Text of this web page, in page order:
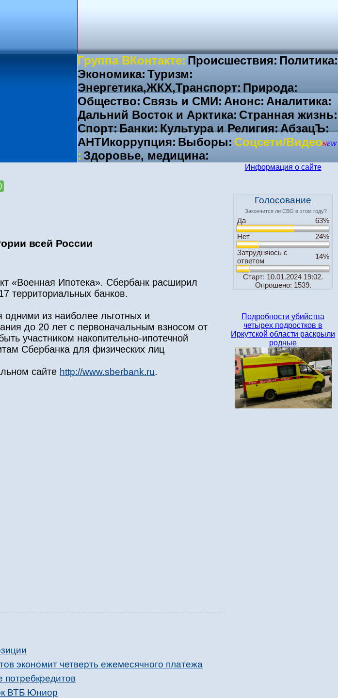
Группа ВКонтакте: Происшествия: Политика:
Экономика: Туризм:
Энергетика,ЖКХ,Транспорт: Природа:
Общество: Связь и СМИ: Анонс: Аналитика:
Дальний Восток и Арктика: Странная жизнь:
Спорт:Банки:Культура и Религия:АбзацЪ:
АНТИкоррупция: Выборы: Соцсети/Видео
: Здоровье, медицина:
всей России
«Военная Ипотека». Сбербанк расширил
территориальных банков.
из наиболее льготных и
до 20 лет с первоначальным взносом от
участником накопительно-ипотечной
Сбербанка для физических лиц
сайте http://www.sberbank.ru.
экономит четверть ежемесячного платежа
потребкредитов
ВТБ Юниор
Информация о сайте
Голосование
Закончится ли СВО в этом году?
Да
63%
Нет
24%
Затрудняюсь с
ответом
14%
Старт: 10.01.2024 19:02.
Опрошено: 1539.
Подробности убийства
четырех подростков в
Иркутской области раскрыли
родные